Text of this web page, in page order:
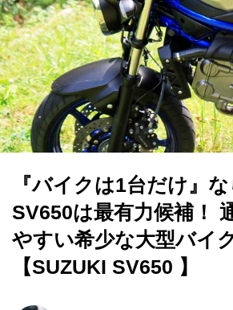
『バイクは1台だけ』
SV650は最有力候補！
やすい希少な大型バイ
【SUZUKI SV650 】